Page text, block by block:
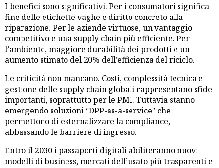
I benefici sono significativi. Per i consumatori significa
fine delle etichette vaghe e diritto concreto alla
riparazione. Per le aziende virtuose, un vantaggio
competitivo e una supply chain più efficiente. Per
l’ambiente, maggiore durabilità dei prodotti e un
aumento stimato del 20% dell’efficienza del riciclo.
Le criticità non mancano. Costi, complessità tecnica e
gestione delle supply chain globali rappresentano sfide
importanti, soprattutto per le PMI. Tuttavia stanno
emergendo soluzioni “DPP-as-a-service” che
permettono di esternalizzare la compliance,
abbassando le barriere di ingresso.
Entro il 2030 i passaporti digitali abiliteranno nuovi
modelli di business, mercati dell’usato più trasparenti e